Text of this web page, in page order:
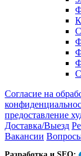
Согласие на
предоставление
Доставка/Выезд
Вакансии